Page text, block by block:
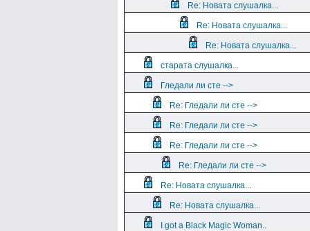
Re: Новата слушалка...
Re: Новата слушалка...
Re: Новата слушалка...
старата слушалка...
Гледали ли сте -->
Re: Гледали ли сте -->
Re: Гледали ли сте -->
Re: Гледали ли сте -->
Re: Гледали ли сте -->
Re: Новата слушалка...
Re: Новата слушалка...
I got a Black Magic Woman..